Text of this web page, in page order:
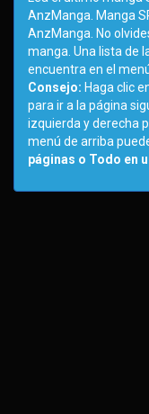
AnzManga. Manga
AnzManga. No
manga. Una lista de
encuentra en el
Consejo: Haga clic
para ir a la página
izquierda y derecha
menú de arriba
páginas o Todo en